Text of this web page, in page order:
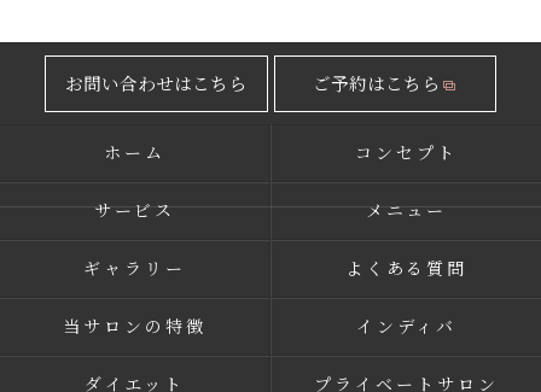
お問い合わせはこちら ご予約はこちら
ホーム コンセプト
サービス メニュー
ギャラリー よくある質問
当サロンの特徴 インディバ
ダイエット プライベートサロン